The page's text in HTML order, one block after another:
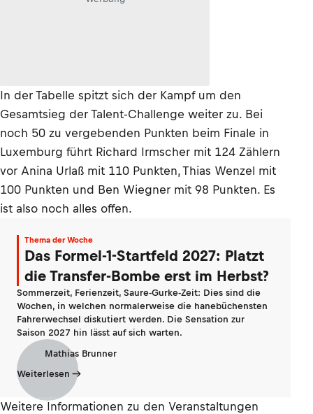
In der Tabelle spitzt sich der Kampf um den
Gesamtsieg der Talent-Challenge weiter zu. Bei
noch 50 zu vergebenden Punkten beim Finale in
Luxemburg führt Richard Irmscher mit 124 Zählern
vor Anina Urlaß mit 110 Punkten, Thias Wenzel mit
100 Punkten und Ben Wiegner mit 98 Punkten. Es
ist also noch alles offen.
Thema der Woche
Das Formel-1-Startfeld 2027: Platzt
die Transfer-Bombe erst im Herbst?
Sommerzeit, Ferienzeit, Saure-Gurke-Zeit: Dies sind die
Wochen, in welchen normalerweise die hanebüchensten
Fahrerwechsel diskutiert werden. Die Sensation zur
Saison 2027 hin lässt auf sich warten.
Mathias Brunner
Weiterlesen
Weitere Informationen zu den Veranstaltungen